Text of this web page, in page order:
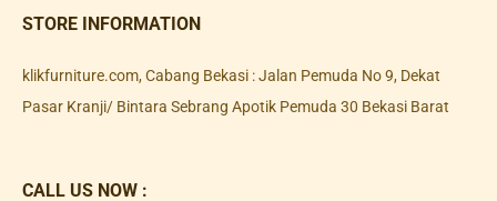
STORE INFORMATION
klikfurniture.com, Cabang Bekasi : Jalan Pemuda No 9, Dekat
Pasar Kranji/ Bintara Sebrang Apotik Pemuda 30 Bekasi Barat
CALL US NOW :